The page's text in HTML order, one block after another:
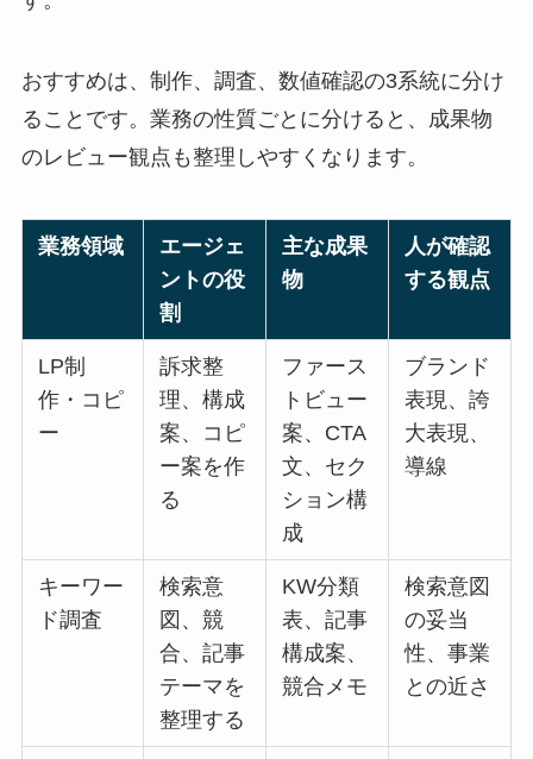
おすすめは、制作、調査、数値確認の3系統に分け
ることです。業務の性質ごとに分けると、成果物
のレビュー観点も整理しやすくなります。
業務領域
エージェ
ントの役
割
主な成果
物
人が確認
する観点
LP制
作・コピ
ー
訴求整
理、構成
案、コピ
ー案を作
る
ファース
トビュー
案、CTA
文、セク
ション構
成
ブランド
表現、誇
大表現、
導線
キーワー
ド調査
検索意
図、競
合、記事
テーマを
整理する
KW分類
表、記事
構成案、
競合メモ
検索意図
の妥当
性、事業
との近さ